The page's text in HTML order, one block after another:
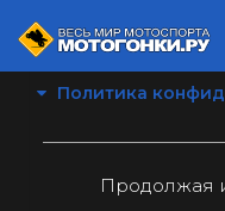
Политика
Продолжая